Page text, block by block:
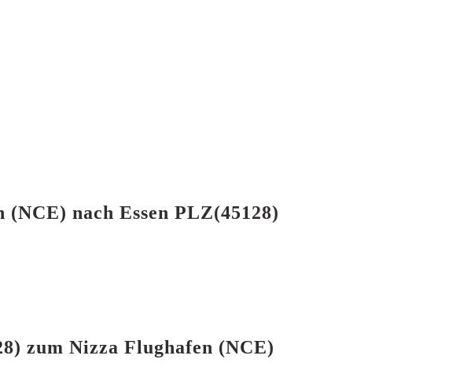
nach Essen PLZ(45128)
zum Nizza Flughafen (NCE)